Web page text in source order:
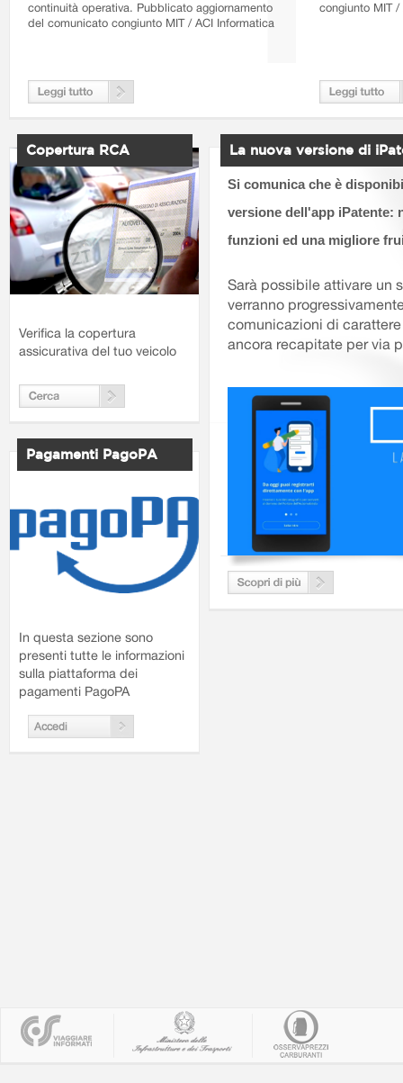
continuità operativa. Pubblicato aggiornamento
del comunicato congiunto MIT / ACI Informatica
congiunto MIT /
Copertura RCA
Verifica la copertura
assicurativa del tuo veicolo
Pagamenti PagoPA
In questa sezione sono
presenti tutte le informazioni
sulla piattaforma dei
pagamenti PagoPA
La nuova versione di
Si comunica che è
versione dell'app iPatente:
funzioni ed una migliore
Sarà possibile attivare un
verranno
comunicazioni di
ancora recapitate per via